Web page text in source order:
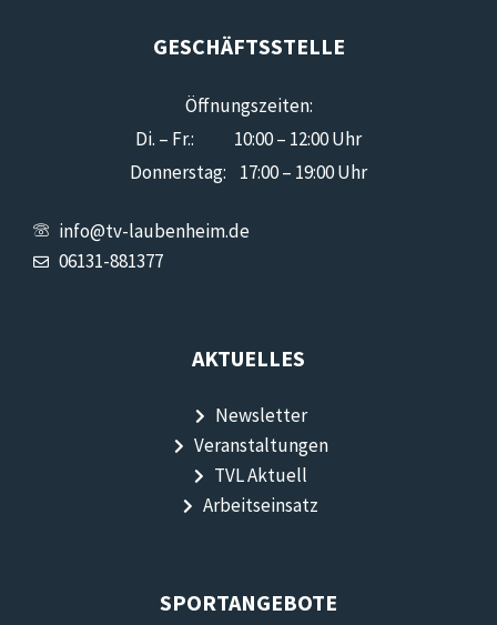
GESCHÄFTSSTELLE
Öffnungszeiten:
Di. – Fr.: 10:00 – 12:00 Uhr
Donnerstag: 17:00 – 19:00 Uhr
info@tv-laubenheim.de
06131-881377
AKTUELLES
Newsletter
Veranstaltungen
TVL Aktuell
Arbeitseinsatz
SPORTANGEBOTE